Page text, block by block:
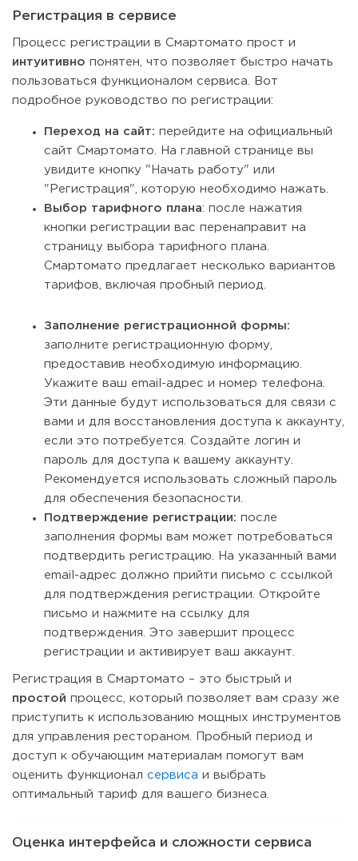
Регистрация в сервисе
Процесс регистрации в Смартомато прост и
интуитивно понятен, что позволяет быстро начать
пользоваться функционалом сервиса. Вот
подробное руководство по регистрации:
Переход на сайт: перейдите на официальный
сайт Смартомато. На главной странице вы
увидите кнопку "Начать работу" или
"Регистрация", которую необходимо нажать.
Выбор тарифного плана: после нажатия
кнопки регистрации вас перенаправит на
страницу выбора тарифного плана.
Смартомато предлагает несколько вариантов
тарифов, включая пробный период.
Заполнение регистрационной формы:
заполните регистрационную форму,
предоставив необходимую информацию.
Укажите ваш email-адрес и номер телефона.
Эти данные будут использоваться для связи с
вами и для восстановления доступа к аккаунту,
если это потребуется. Создайте логин и
пароль для доступа к вашему аккаунту.
Рекомендуется использовать сложный пароль
для обеспечения безопасности.
Подтверждение регистрации: после
заполнения формы вам может потребоваться
подтвердить регистрацию. На указанный вами
email-адрес должно прийти письмо с ссылкой
для подтверждения регистрации. Откройте
письмо и нажмите на ссылку для
подтверждения. Это завершит процесс
регистрации и активирует ваш аккаунт.
Регистрация в Смартомато – это быстрый и
простой процесс, который позволяет вам сразу же
приступить к использованию мощных инструментов
для управления рестораном. Пробный период и
доступ к обучающим материалам помогут вам
оценить функционал сервиса и выбрать
оптимальный тариф для вашего бизнеса.
Оценка интерфейса и сложности сервиса